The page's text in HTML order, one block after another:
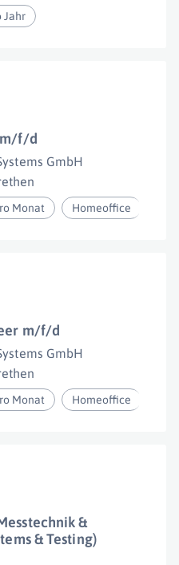
Jahr
m/f/d
GmbH
Monat Homeoffice
m/f/d
GmbH
Monat Homeoffice
&
& Testing)